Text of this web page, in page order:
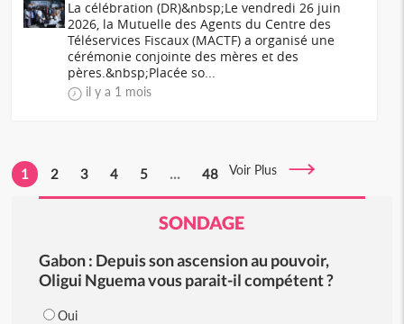
La célébration (DR)&nbsp;Le vendredi 26 juin
2026, la Mutuelle des Agents du Centre des
Téléservices Fiscaux (MACTF) a organisé une
cérémonie conjointe des mères et des
pères.&nbsp;Placée so...
il y a 1 mois
1 2 3 4 5 ... 48 Voir Plus
SONDAGE
Gabon : Depuis son ascension au pouvoir,
Oligui Nguema vous parait-il compétent ?
Oui